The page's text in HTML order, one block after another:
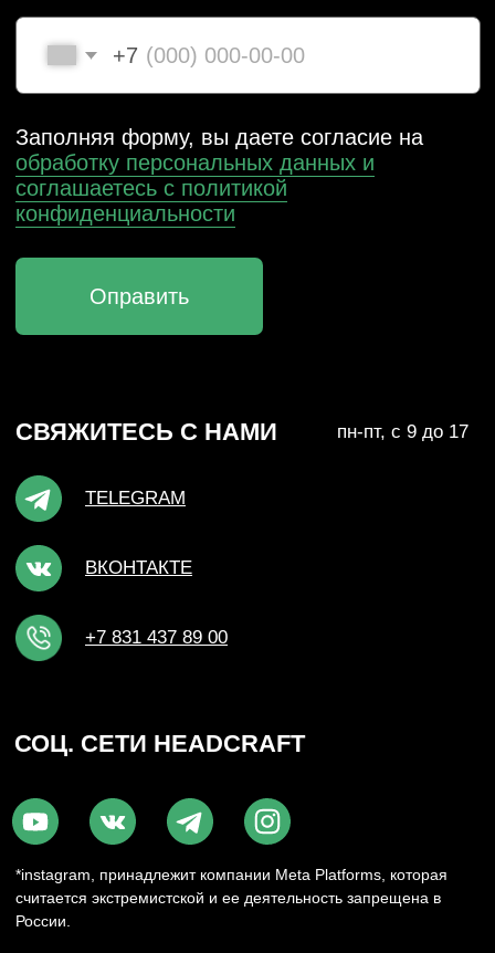
Договор оферты
© 2026 HEADCRAFT
Реквизиты
Разработка сайта
Политика конфиденциальности
*Данный интернет-сайт носит исключительно
информационный характер и ни при каких условиях